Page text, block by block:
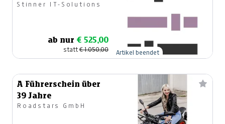
Stinner IT-Solutions
ab nur € 525,00
statt€ 1.050,00 Artikel beendet
A Führerschein über
39 Jahre
Roadstars GmbH